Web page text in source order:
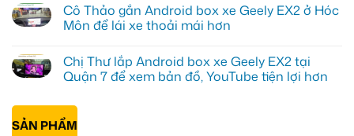
EX2
tại
Quận
xem
Youtube
lắp
Android
box
EX2
tại
Quận
xem
YouTube
bình
luận
ở
lắp
Android
box
EX2
tại
Quận
Cô Thảo gắn Android box xe Geely EX2 ở Hóc
Môn để lái xe thoải mái hơn
bình
luận
ở
gắn
Android
box
Chị Thư lắp Android box xe Geely EX2 tại
Quận 7 để xem bản đồ, YouTube tiện lợi hơn
có
luận
ở
SẢN PHẨM